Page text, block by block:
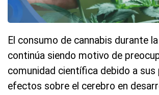
El consumo de cannabis durante
continúa siendo motivo de
comunidad científica debido a sus
efectos sobre el cerebro en